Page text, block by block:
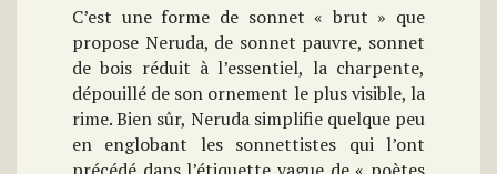
C’est une forme de sonnet « brut » que
propose Neruda, de sonnet pauvre, sonnet
de bois réduit à l’essentiel, la charpente,
dépouillé de son ornement le plus visible, la
rime. Bien sûr, Neruda simplifie quelque peu
en englobant les sonnettistes qui l’ont